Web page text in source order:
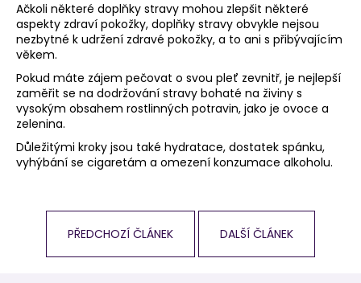
Ačkoli některé doplňky stravy mohou zlepšit některé
aspekty zdraví pokožky, doplňky stravy obvykle nejsou
nezbytné k udržení zdravé pokožky, a to ani s přibývajícím
věkem.
Pokud máte zájem pečovat o svou pleť zevnitř, je nejlepší
zaměřit se na dodržování stravy bohaté na živiny s
vysokým obsahem rostlinných potravin, jako je ovoce a
zelenina.
Důležitými kroky jsou také hydratace, dostatek spánku,
vyhýbání se cigaretám a omezení konzumace alkoholu.
PŘEDCHOZÍ ČLÁNEK DALŠÍ ČLÁNEK